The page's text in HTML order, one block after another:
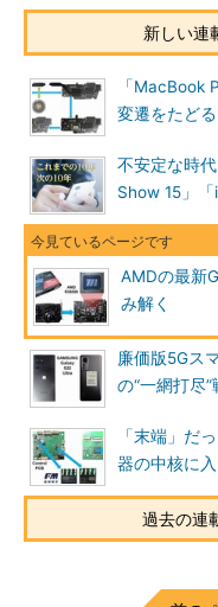
新しい連
「MacBook
変遷をたどる
不安定な時
Show 15」
AMDの最新
み解く
廉価版5Gス
の“一網打尽”
「末端」だ
器の中核に
過去の連